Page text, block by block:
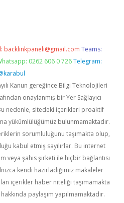
backlinkpaneli@gmail.com Teams:
0262 606 0 726 Telegram:
Kanun gereğince Bilgi Teknolojileri
onaylanmış bir Yer Sağlayıcı
nedenle, sitedeki içerikleri proaktif
yükümlülüğümüz bulunmamaktadır.
sorumluluğunu taşımakta olup,
kabul etmiş sayılırlar. Bu internet
veya şahıs şirketi ile hiçbir bağlantısı
kendi hazırladığımız makaleler
içerikler haber niteliği taşımamakta
paylaşım yapılmamaktadır.